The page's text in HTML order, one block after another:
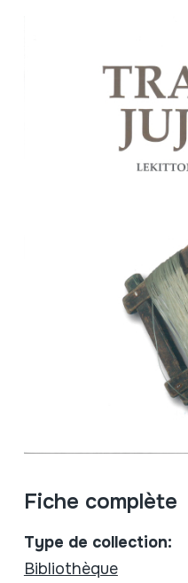
Fiche complète
Type de collection:
Bibliothèque